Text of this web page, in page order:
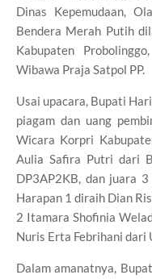
Dinas Kepemudaan,
Bendera Merah Putih
Kabupaten
Wibawa Praja Satpol PP.
Usai upacara, Bupati
piagam dan uang
Wicara Korpri
Aulia Safira Putri dari
DP3AP2KB, dan juara
Harapan 1 diraih Dian
2 Itamara Shofinia
Nuris Erta Febrihani dari
Dalam amanatnya,